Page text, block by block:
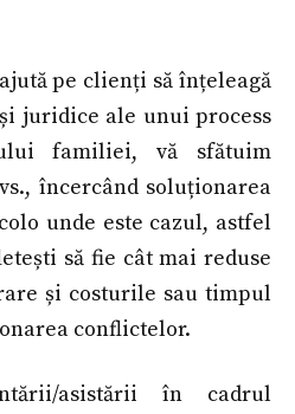
pe clienți să înțeleagă
juridice ale unui process
familiei, vă sfătuim
încercând soluționarea
unde este cazul, astfel
să fie cât mai reduse
și costurile sau timpul
conflictelor.
asistării în cadrul